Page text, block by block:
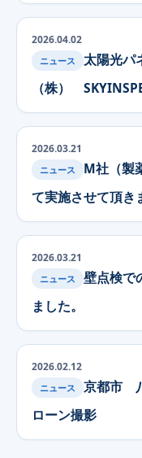
2026.04.02
ニュース
太陽光パ
（株）
2026.03.21
ニュース
M社（製
て実施させて頂き
2026.03.21
ニュース
壁点検で
ました。
2026.02.12
ニュース
京都市
ローン撮影